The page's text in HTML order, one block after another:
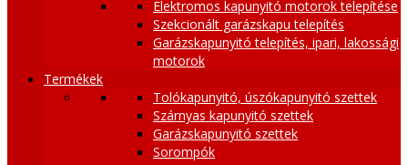
Elektromos kapunyitó motorok telepítése
Szekcionált garázskapu telepítés
Garázskapunyitó telepítés, ipari, lakossági
motorok
Termékek
Tolókapunyitó, úszókapunyitó szettek
Szárnyas kapunyitó szettek
Garázskapunyitó szettek
Sorompók